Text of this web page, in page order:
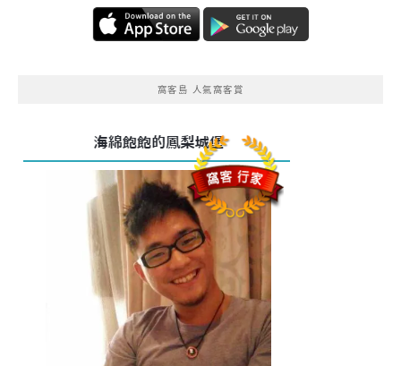
窩客島 人氣窩客賞